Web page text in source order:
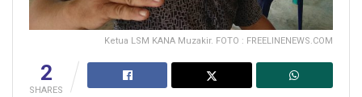
Ketua LSM KANA Muzakir. FOTO : FREELINENEWS.COM
2
SHARES